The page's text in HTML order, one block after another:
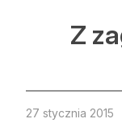
Hodowla
Nowe
Z
27 stycznia 2015